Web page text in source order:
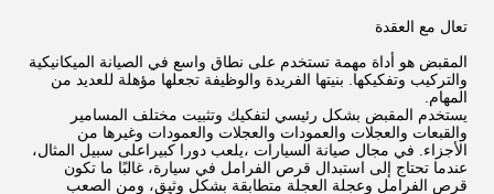
تعال مع العقدة
المقبض هو أداة مهمة تستخدم على نطاق واسع في الصيانة الميكانيكية
والتركيب وتفكيكها. بنيتها الفريدة والوظيفة تجعلها مؤهلة للعديد من
المهام.
يستخدم المقبض بشكل رئيسي لتفكيك وتثبيت مختلف المسامير
والقبعات والعجلات والعمودات والعجلات والعمودات وغيرها من
الأجزاء. في مجال صيانة السيارات ،يلعب دورا كبيراعلى سبيل المثال،
عندما تحتاج إلى استبدال قرص الفرامل في سيارة، غالبًا ما تكون
قرص الفرامل وعجلة العجلة متطابقة بشكل وثيق، ومن الصعب